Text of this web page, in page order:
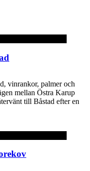
vinrankor, palmer och
mellan Östra Karup
till Båstad efter en